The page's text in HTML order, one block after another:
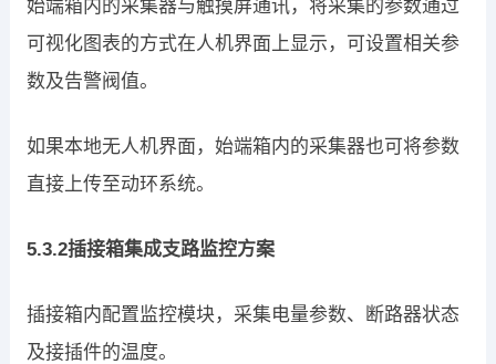
始端箱内的采集器与触摸屏通讯，将采集的参数通过
可视化图表的方式在人机界面上显示，可设置相关参
数及告警阀值。
如果本地无人机界面，始端箱内的采集器也可将参数
直接上传至动环系统。
5.3.2插接箱集成支路监控方案
插接箱内配置监控模块，采集电量参数、断路器状态
及接插件的温度。